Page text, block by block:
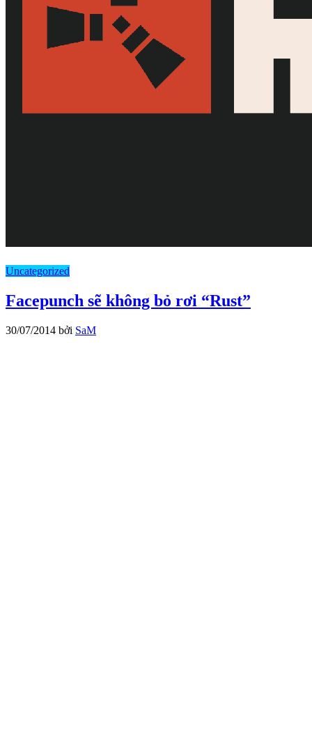
Uncategorized
Facepunch sẽ không bỏ rơi “Rust”
30/07/2014 bởi SaM